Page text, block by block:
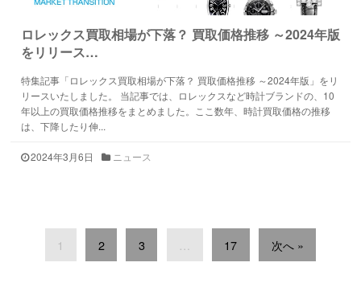
ロレックス買取相場が下落？ 買取価格推移 ～2024年版
をリリース…
特集記事「ロレックス買取相場が下落？ 買取価格推移 ～2024年版」をリ
リースいたしました。 当記事では、ロレックスなど時計ブランドの、10
年以上の買取価格推移をまとめました。ここ数年、時計買取価格の推移
は、下降したり伸...
2024年3月6日 ニュース
1 2 3 17 次へ »